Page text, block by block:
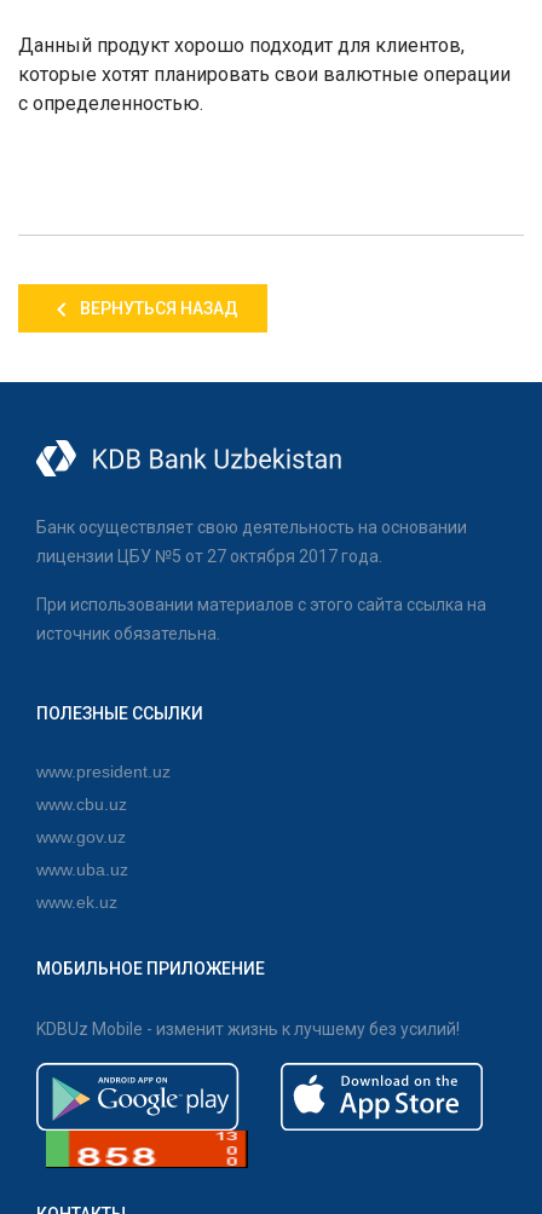
Данный продукт хорошо подходит для клиентов,
которые хотят планировать свои валютные операции
с определенностью.
ВЕРНУТЬСЯ НАЗАД
Банк осуществляет свою деятельность на основании
лицензии ЦБУ №5 от 27 октября 2017 года.
При использовании материалов с этого сайта ссылка на
источник обязательна.
ПОЛЕЗНЫЕ ССЫЛКИ
www.president.uz
www.cbu.uz
www.gov.uz
www.uba.uz
www.ek.uz
МОБИЛЬНОЕ ПРИЛОЖЕНИЕ
KDBUz Mobile - изменит жизнь к лучшему без усилий!